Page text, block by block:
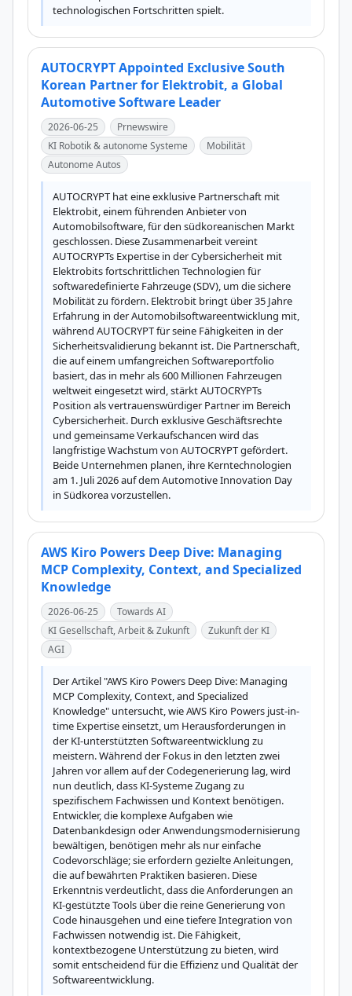
technologischen Fortschritten spielt.
AUTOCRYPT Appointed Exclusive South
Korean Partner for Elektrobit, a Global
Automotive Software Leader
2026-06-25
Prnewswire
KI Robotik & autonome Systeme
Mobilität
Autonome Autos
AUTOCRYPT hat eine exklusive Partnerschaft mit
Elektrobit, einem führenden Anbieter von
Automobilsoftware, für den südkoreanischen Markt
geschlossen. Diese Zusammenarbeit vereint
AUTOCRYPTs Expertise in der Cybersicherheit mit
Elektrobits fortschrittlichen Technologien für
softwaredefinierte Fahrzeuge (SDV), um die sichere
Mobilität zu fördern. Elektrobit bringt über 35 Jahre
Erfahrung in der Automobilsoftwareentwicklung mit,
während AUTOCRYPT für seine Fähigkeiten in der
Sicherheitsvalidierung bekannt ist. Die Partnerschaft,
die auf einem umfangreichen Softwareportfolio
basiert, das in mehr als 600 Millionen Fahrzeugen
weltweit eingesetzt wird, stärkt AUTOCRYPTs
Position als vertrauenswürdiger Partner im Bereich
Cybersicherheit. Durch exklusive Geschäftsrechte
und gemeinsame Verkaufschancen wird das
langfristige Wachstum von AUTOCRYPT gefördert.
Beide Unternehmen planen, ihre Kerntechnologien
am 1. Juli 2026 auf dem Automotive Innovation Day
in Südkorea vorzustellen.
AWS Kiro Powers Deep Dive: Managing
MCP Complexity, Context, and Specialized
Knowledge
2026-06-25
Towards AI
KI Gesellschaft, Arbeit & Zukunft
Zukunft der KI
AGI
Der Artikel "AWS Kiro Powers Deep Dive: Managing
MCP Complexity, Context, and Specialized
Knowledge" untersucht, wie AWS Kiro Powers just-in-
time Expertise einsetzt, um Herausforderungen in
der KI-unterstützten Softwareentwicklung zu
meistern. Während der Fokus in den letzten zwei
Jahren vor allem auf der Codegenerierung lag, wird
nun deutlich, dass KI-Systeme Zugang zu
spezifischem Fachwissen und Kontext benötigen.
Entwickler, die komplexe Aufgaben wie
Datenbankdesign oder Anwendungsmodernisierung
bewältigen, benötigen mehr als nur einfache
Codevorschläge; sie erfordern gezielte Anleitungen,
die auf bewährten Praktiken basieren. Diese
Erkenntnis verdeutlicht, dass die Anforderungen an
KI-gestützte Tools über die reine Generierung von
Code hinausgehen und eine tiefere Integration von
Fachwissen notwendig ist. Die Fähigkeit,
kontextbezogene Unterstützung zu bieten, wird
somit entscheidend für die Effizienz und Qualität der
Softwareentwicklung.